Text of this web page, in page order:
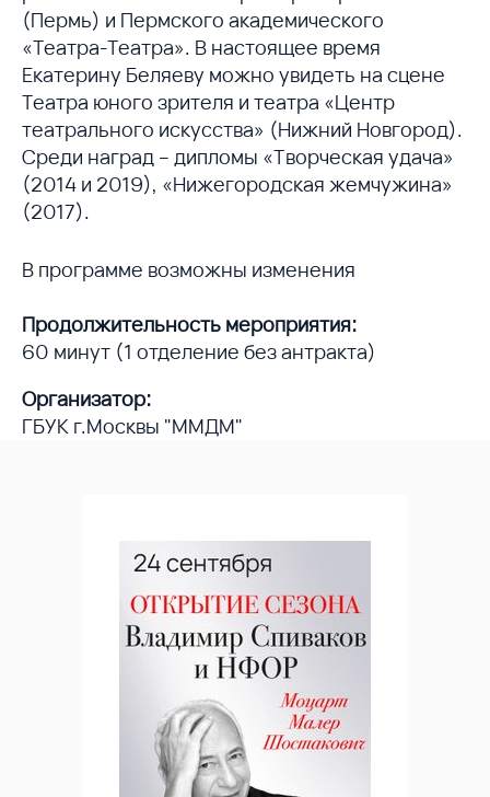
(Пермь) и Пермского академического
«Театра-Театра». В настоящее время
Екатерину Беляеву можно увидеть на сцене
Театра юного зрителя и театра «Центр
театрального искусства» (Нижний Новгород).
Среди наград – дипломы «Творческая удача»
(2014 и 2019), «Нижегородская жемчужина»
(2017).
В программе возможны изменения
Продолжительность мероприятия:
60 минут (1 отделение без антракта)
Организатор:
ГБУК г.Москвы "ММДМ"